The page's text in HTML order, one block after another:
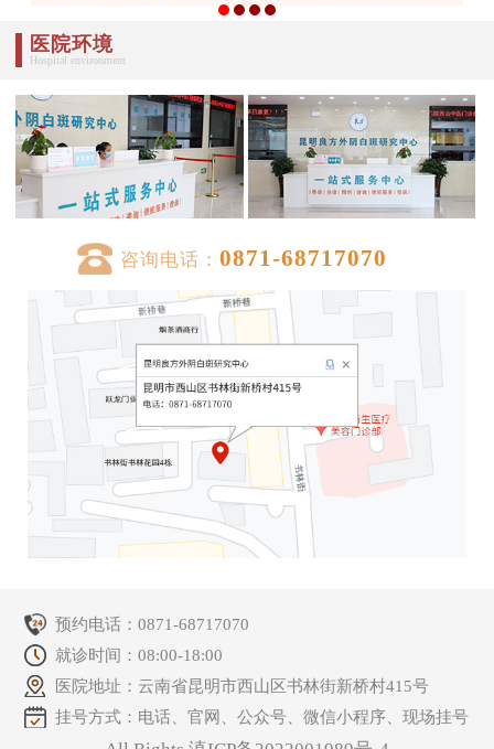
医院环境
Hospital environment
咨询电话：0871-68717070
预约电话：0871-68717070
就诊时间：08:00-18:00
医院地址：云南省昆明市西山区书林街新桥村415号
挂号方式：电话、官网、公众号、微信小程序、现场挂号